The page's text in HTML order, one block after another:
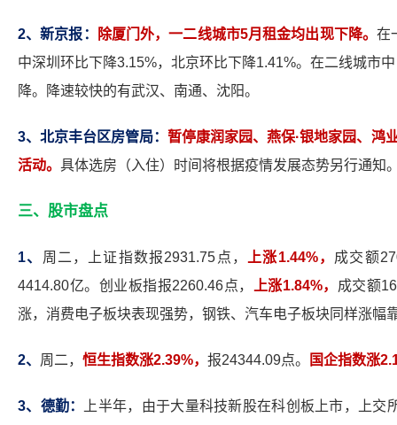
2、新京报： 除厦门外，一二线城市5月租金均出现下降。在
中深圳环比下降3.15%，北京环比下降1.41%。在二线城市
降。降速较快的有武汉、南通、沈阳。
3、北京丰台区房管局：暂停康润家园、燕保·银地家园、鸿
活动。 具体选房（入住）时间将根据疫情发展态势另行通知
三、股市盘点
1、 周二，上证指数报2931.75点， 上涨1.44%， 成交额
4414.80亿。创业板指报2260.46点，
上涨1.84%， 成交额
涨，消费电子板块表现强势，钢铁、汽车电子板块同样涨幅
2、 周二， 恒生指数涨2.39%， 报24344.09点。 国企指数涨
3、德勤：
上半年，由于大量科技新股在科创板上市，上